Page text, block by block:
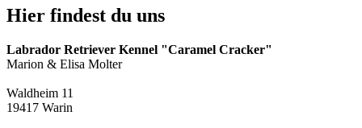
Hier findest du uns
Labrador Retriever Kennel "Caramel Cracker"
Marion & Elisa Molter
Waldheim 11
19417 Warin